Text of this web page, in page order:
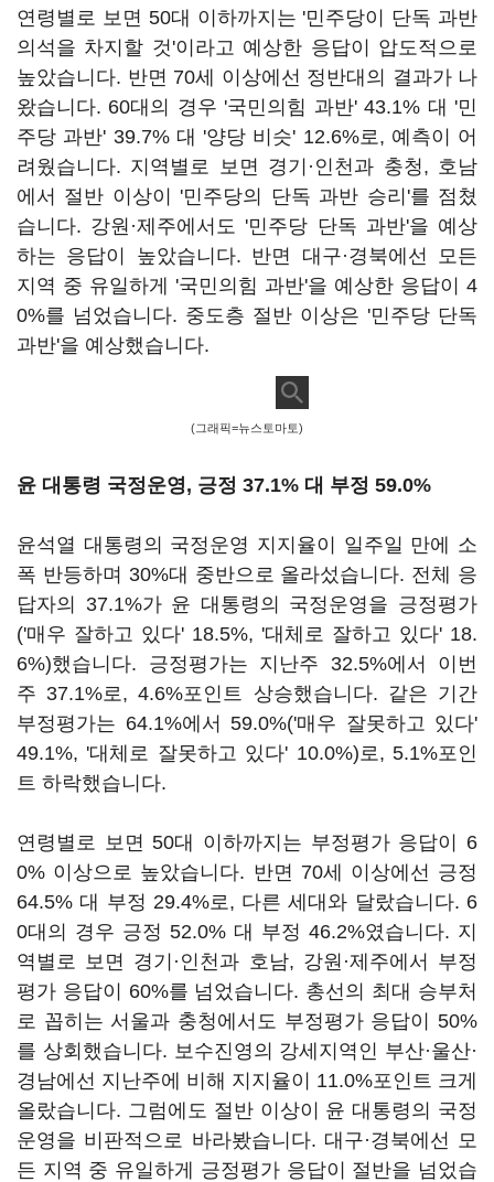
연령별로 보면 50대 이하까지는 '민주당이 단독 과반
의석을 차지할 것'이라고 예상한 응답이 압도적으로
높았습니다. 반면 70세 이상에선 정반대의 결과가 나
왔습니다. 60대의 경우 '국민의힘 과반' 43.1% 대 '민
주당 과반' 39.7% 대 '양당 비슷' 12.6%로, 예측이 어
려웠습니다. 지역별로 보면 경기·인천과 충청, 호남
에서 절반 이상이 '민주당의 단독 과반 승리'를 점쳤
습니다. 강원·제주에서도 '민주당 단독 과반'을 예상
하는 응답이 높았습니다. 반면 대구·경북에선 모든
지역 중 유일하게 '국민의힘 과반'을 예상한 응답이 4
0%를 넘었습니다. 중도층 절반 이상은 '민주당 단독
과반'을 예상했습니다.
(그래픽=뉴스토마토)
윤 대통령 국정운영, 긍정 37.1% 대 부정 59.0%
윤석열 대통령의 국정운영 지지율이 일주일 만에 소
폭 반등하며 30%대 중반으로 올라섰습니다. 전체 응
답자의 37.1%가 윤 대통령의 국정운영을 긍정평가
('매우 잘하고 있다' 18.5%, '대체로 잘하고 있다' 18.
6%)했습니다. 긍정평가는 지난주 32.5%에서 이번
주 37.1%로, 4.6%포인트 상승했습니다. 같은 기간
부정평가는 64.1%에서 59.0%('매우 잘못하고 있다'
49.1%, '대체로 잘못하고 있다' 10.0%)로, 5.1%포인
트 하락했습니다.
연령별로 보면 50대 이하까지는 부정평가 응답이 6
0% 이상으로 높았습니다. 반면 70세 이상에선 긍정
64.5% 대 부정 29.4%로, 다른 세대와 달랐습니다. 6
0대의 경우 긍정 52.0% 대 부정 46.2%였습니다. 지
역별로 보면 경기·인천과 호남, 강원·제주에서 부정
평가 응답이 60%를 넘었습니다. 총선의 최대 승부처
로 꼽히는 서울과 충청에서도 부정평가 응답이 50%
를 상회했습니다. 보수진영의 강세지역인 부산·울산·
경남에선 지난주에 비해 지지율이 11.0%포인트 크게
올랐습니다. 그럼에도 절반 이상이 윤 대통령의 국정
운영을 비판적으로 바라봤습니다. 대구·경북에선 모
든 지역 중 유일하게 긍정평가 응답이 절반을 넘었습